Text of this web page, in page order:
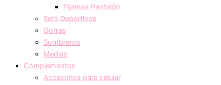
Pijamas Pantalón
Sets Deportivos
Gorras
Sombreros
Medias
Complementos
Accesorios para celular